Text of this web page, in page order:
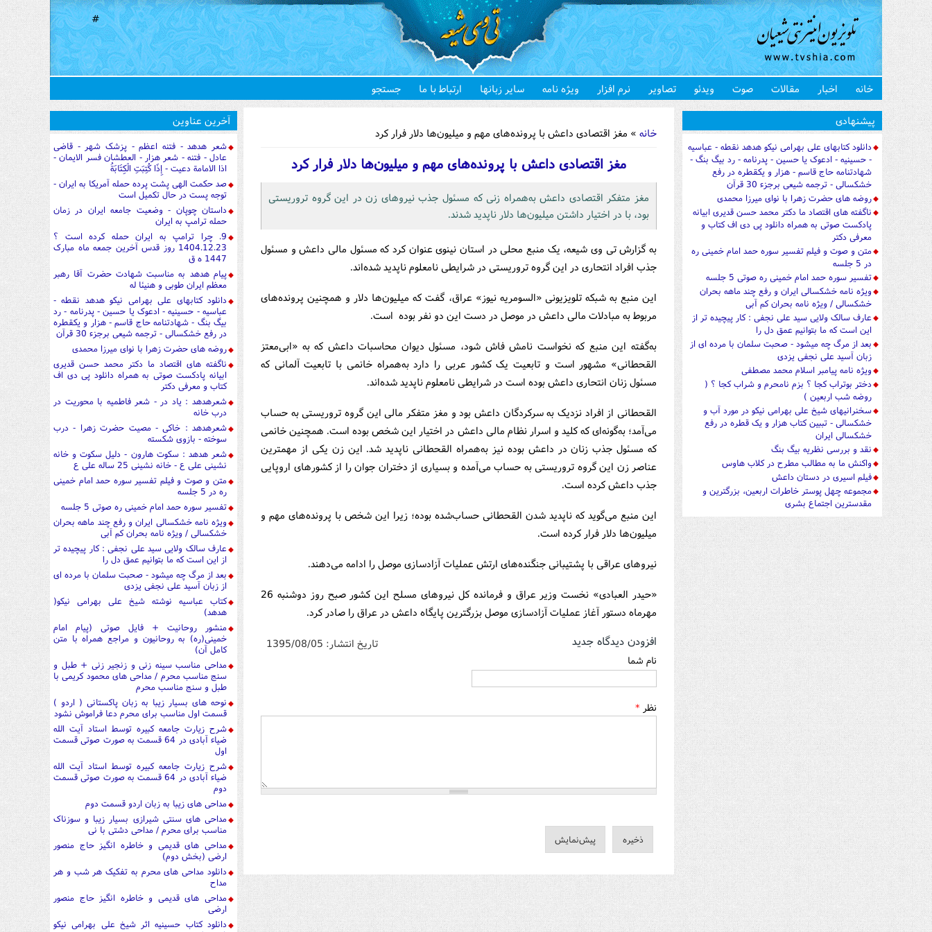
#
خانه اخبار مقالات صوت ویدئو تصاویر نرم افزار ویژه نامه سایر زبانها ارتباط با ما جستجو
خانه » مغز اقتصادی داعش با پرونده‌های مهم و میلیون‌ها دلار فرار کرد
مغز اقتصادی داعش با پرونده‌های مهم و میلیون‌ها دلار فرار کرد
مغز متفکر اقتصادی داعش به‌همراه زنی که مسئول جذب نیروهای زن در این گروه تروریستی
بود، با در اختیار داشتن میلیون‌ها دلار ناپدید شدند.
به گزارش تی وی شیعه، یک منبع محلی در استان نینوی عنوان کرد که مسئول مالی داعش و مسئول
جذب افراد انتحاری در این گروه تروریستی در شرایطی نامعلوم ناپدید شده‌اند.
این منبع به شبکه تلویزیونی «السومریه نیوز» عراق، گفت که میلیون‌ها دلار و همچنین پرونده‌های
مربوط به مبادلات مالی داعش در موصل در دست این دو نفر بوده است.
به‌گفته این منبع که نخواست نامش فاش شود، مسئول دیوان محاسبات داعش که به «ابی‌معتز
القحطانی» مشهور است و تابعیت یک کشور عربی را دارد به‌همراه خانمی با تابعیت آلمانی که
مسئول زنان انتحاری داعش بوده است در شرایطی نامعلوم ناپدید شده‌اند.
القحطانی از افراد نزدیک به سرکردگان داعش بود و مغز متفکر مالی این گروه تروریستی به حساب
می‌آمد؛ به‌گونه‌ای که کلید و اسرار نظام مالی داعش در اختیار این شخص بوده است. همچنین خانمی
که مسئول جذب زنان در داعش بوده نیز به‌همراه القحطانی ناپدید شد. این زن یکی از مهمترین
عناصر زن این گروه تروریستی به حساب می‌آمده و بسیاری از دختران جوان را از کشورهای اروپایی
جذب داعش کرده است.
این منبع می‌گوید که ناپدید شدن القحطانی حساب‌شده بوده؛ زیرا این شخص با پرونده‌های مهم و
میلیون‌ها دلار فرار کرده است.
نیروهای عراقی با پشتیبانی جنگنده‌های ارتش عملیات آزادسازی موصل را ادامه می‌دهند.
«حیدر العبادی» نخست وزیر عراق و فرمانده کل نیروهای مسلح این کشور صبح روز دوشنبه 26
مهرماه دستور آغاز عملیات آزادسازی موصل بزرگترین پایگاه داعش در عراق را صادر کرد.
تاریخ انتشار: 1395/08/05 افزودن دیدگاه جدید
نام شما
نظر *
آخرین عناوین
شعر هدهد - فتنه اعظم - پزشک شهر - قاضی
عادل - فتنه - شعر هزار - العطشان فسر الایمان -
اذا الامامة دعیت - إِذَا كُتِبَتِ الْكِتَابَةُ
صد حکمت الهی پشت پرده حمله آمریکا به ایران -
توجه پست در حال تکمیل است
داستان چوپان - وضعیت جامعه ایران در زمان
حمله ترامپ به ایران
9. چرا ترامپ به ایران حمله کرده است ؟
1404.12.23 روز قدس آخرین جمعه ماه مبارک
1447 ه ق
پیام هدهد به مناسبت شهادت حضرت آقا رهبر
معظم ایران طوبی و هنیئا له
دانلود کتابهای علی بهرامی نیکو هدهد نقطه -
عباسیه - حسینیه - ادعوک یا حسین - پدرنامه - رد
بیگ بنگ - شهادتنامه حاج قاسم - هزار و یکقطره
در رفع خشکسالی - ترجمه شیعی برجزء 30 قرآن
روضه های حضرت زهرا با نوای میرزا محمدی
ناگفته های اقتصاد ما دکتر محمد حسن قدیری
ابیانه پادکست صوتی به همراه دانلود پی دی اف
کتاب و معرفی دکتر
شعرهدهد : یاد در - شعر فاطمیه با محوریت در
درب خانه
شعرهدهد : خاکی - مصیت حضرت زهرا - درب
سوخته - بازوی شکسته
شعر هدهد : سکوت هارون - دلیل سکوت و خانه
نشینی علی ع - خانه نشینی 25 ساله علی ع
متن و صوت و فیلم تفسیر سوره حمد امام خمینی
ره در 5 جلسه
تفسیر سوره حمد امام خمینی ره صوتی 5 جلسه
ویژه نامه خشکسالی ایران و رفع چند ماهه بحران
خشکسالی / ویژه نامه بحران کم آبی
عارف سالک ولایی سید علی نجفی : کار پیچیده تر
از این است که ما بتوانیم عمق دل را
بعد از مرگ چه میشود - صحبت سلمان با مرده ای
از زبان آسید علی نجفی یزدی
کتاب عباسیه نوشته شیخ علی بهرامی نیکو(
هدهد)
منشور روحانیت + فایل صوتی (پیام امام
خمینی(ره) به روحانیون و مراجع همراه با متن
کامل آن)
مداحی مناسب سینه زنی و زنجیر زنی + طبل و
سنج مناسب محرم / مداحی های محمود کریمی با
طبل و سنج مناسب محرم
نوحه های بسیار زیبا به زبان پاکستانی ( اردو )
قسمت اول مناسب برای محرم دعا فراموش نشود
شرح زیارت جامعه کبیره توسط استاد آیت الله
ضیاء آبادی در 64 قسمت به صورت صوتی قسمت
اول
شرح زیارت جامعه کبیره توسط استاد آیت الله
ضیاء آبادی در 64 قسمت به صورت صوتی قسمت
دوم
مداحی های زیبا به زبان اردو قسمت دوم
مداحی های سنتی شیرازی بسیار زیبا و سوزناک
مناسب برای محرم / مداحی دشتی با نی
مداحی های قدیمی و خاطره انگیز حاج منصور
ارضی (بخش دوم)
دانلود مداحی های محرم به تفکیک هر شب و هر
مداح
مداحی های قدیمی و خاطره انگیز حاج منصور
ارضی
دانلود کتاب حسینیه اثر شیخ علی بهرامی نیکو
پیشنهادی
دانلود کتابهای علی بهرامی نیکو هدهد نقطه - عباسیه
- حسینیه - ادعوک یا حسین - پدرنامه - رد بیگ بنگ -
شهادتنامه حاج قاسم - هزار و یکقطره در رفع
خشکسالی - ترجمه شیعی برجزء 30 قرآن
روضه های حضرت زهرا با نوای میرزا محمدی
ناگفته های اقتصاد ما دکتر محمد حسن قدیری ابیانه
پادکست صوتی به همراه دانلود پی دی اف کتاب و
معرفی دکتر
متن و صوت و فیلم تفسیر سوره حمد امام خمینی ره
در 5 جلسه
تفسیر سوره حمد امام خمینی ره صوتی 5 جلسه
ویژه نامه خشکسالی ایران و رفع چند ماهه بحران
خشکسالی / ویژه نامه بحران کم آبی
عارف سالک ولایی سید علی نجفی : کار پیچیده تر از
این است که ما بتوانیم عمق دل را
بعد از مرگ چه میشود - صحبت سلمان با مرده ای از
زبان آسید علی نجفی یزدی
ویژه نامه پیامبر اسلام محمد مصطفی
دختر بوتراب کجا ؟ بزم نامحرم و شراب کجا ؟ (
روضه شب اربعین )
سخنرانیهای شیخ علی بهرامی نیکو در مورد آب و
خشکسالی - تببین کتاب هزار و یک قطره در رفع
خشکسالی ایران
نقد و بررسی نظریه بیگ بنگ
واکنش ما به مطالب مطرح در کلاب هاوس
فیلم اسیری در دستان داعش
مجموعه چهل پوستر خاطرات اربعین، بزرگترین و
مقدسترین اجتماع بشری